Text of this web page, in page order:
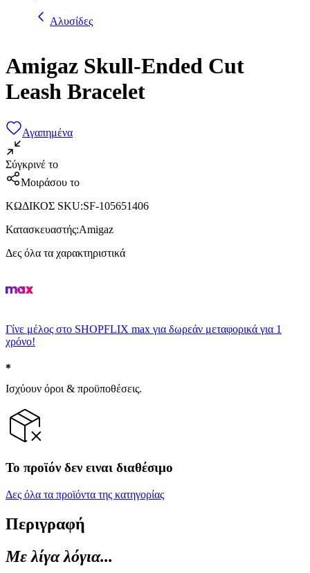
Αλυσίδες
Amigaz Skull-Ended Cut
Leash Bracelet
Αγαπημένα
Σύγκρινέ το
Μοιράσου το
ΚΩΔΙΚΟΣ SKU:SF-105651406
Κατασκευαστής:Amigaz
Δες όλα τα χαρακτηριστικά
Γίνε μέλος στο SHOPFLIX max για δωρεάν μεταφορικά για 1
χρόνο!
Ισχύουν όροι & προϋποθέσεις.
Το προϊόν δεν ειναι διαθέσιμο
Δες όλα τα προϊόντα της κατηγορίας
Περιγραφή
Με λίγα λόγια...